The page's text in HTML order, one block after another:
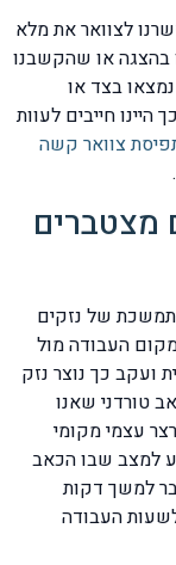
לצוואר את מלא
בהצגה או שהקשבנו
בצד או
חייבים לעוות
צוואר קשה
מצטברים
של נזקים
העבודה מול
ועקב כך נוצר נזק
טורדני שאנו
עצמי מקומי
למצב שבו הכאב
למשך דקות
לשעות העבודה